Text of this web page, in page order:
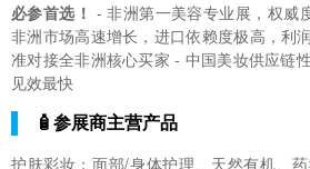
必参首选！ - 非洲第一美容专业展，权威
非洲市场高速增长，进口依赖度极高，利
准对接全非洲核心买家 - 中国美妆供应链
见效最快
🧴参展商主营产品
护肤彩妆：面部/身体护理、天然有机、